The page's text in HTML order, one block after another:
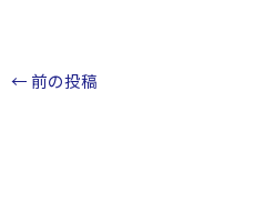
← 前の投稿